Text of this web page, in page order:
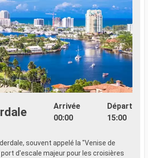
Arrivée
00:00
Départ
15:00
souvent appelé la "Venise de
port d'escale majeur pour les croisières